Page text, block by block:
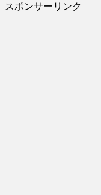
スポンサーリンク